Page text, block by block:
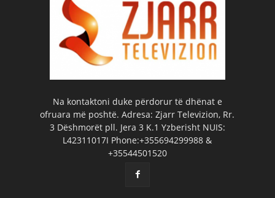
Na kontaktoni duke përdorur të dhënat e
ofruara më poshtë. Adresa: Zjarr Televizion, Rr.
3 Dëshmorët pll. Jera 3 K.1 Yzberisht NUIS:
L42311017I Phone:+355694299988 &
+35544501520